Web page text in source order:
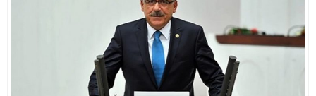
Ömer Çelik’ten Kritik Açıklamalar: “Sürecin En Önemli
Aşamasındayız”
MHP Genel Başkan Yardımcısı Topsakal: Avrupa’nın
Güvenliği Türkiye’siz Düşünülmez